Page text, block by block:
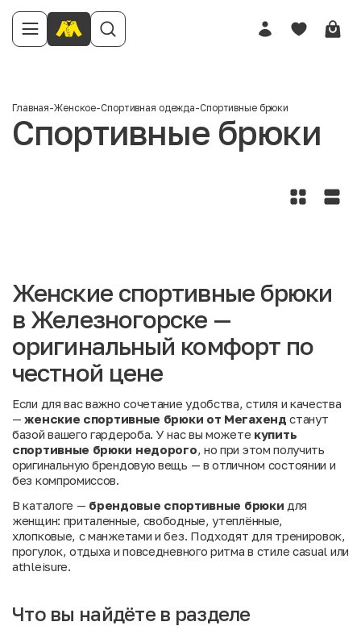
Главная-Женское-Спортивная одежда-Спортивные брюки
Спортивные брюки
Женские спортивные брюки
в Железногорске —
оригинальный комфорт по
честной цене
Если для вас важно сочетание удобства, стиля и качества
—женские спортивные брюки от Мегахенд станут
базой вашего гардероба. У нас вы можете купить
спортивные брюки недорого, но при этом получить
оригинальную брендовую вещь — в отличном состоянии и
без компромиссов.
В каталоге — брендовые спортивные брюки для
женщин: приталенные, свободные, утеплённые,
хлопковые, с манжетами и без. Подходят для тренировок,
прогулок, отдыха и повседневного ритма в стиле casual или
athleisure.
Что вы найдёте в разделе